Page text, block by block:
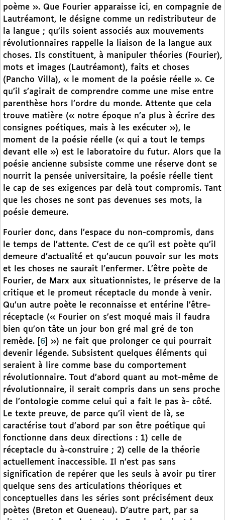
poème ». Que Fourier apparaisse ici, en compagnie de
Lautréamont, le désigne comme un redistributeur de
la langue ; qu’ils soient associés aux mouvements
révolutionnaires rappelle la liaison de la langue aux
choses. Ils constituent, à manipuler théories (Fourier),
mots et images (Lautréamont), faits et choses
(Pancho Villa), « le moment de la poésie réelle ». Ce
qu’il s’agirait de comprendre comme une mise entre
parenthèse hors l’ordre du monde. Attente que cela
trouve matière (« notre époque n’a plus à écrire des
consignes poétiques, mais à les exécuter »), le
moment de la poésie réelle (« qui a tout le temps
devant elle ») est le laboratoire du futur. Alors que la
poésie ancienne subsiste comme une réserve dont se
nourrit la pensée universitaire, la poésie réelle tient
le cap de ses exigences par delà tout compromis. Tant
que les choses ne sont pas devenues ses mots, la
poésie demeure.
Fourier donc, dans l’espace du non-compromis, dans
le temps de l’attente. C’est de ce qu’il est poète qu’il
demeure d’actualité et qu’aucun pouvoir sur les mots
et les choses ne saurait l’enfermer. L’être poète de
Fourier, de Marx aux situationnistes, le préserve de la
critique et le promeut réceptacle du monde à venir.
Qu’un autre poète le reconnaisse et entérine l’être-
réceptacle (« Fourier on s’est moqué mais il faudra
bien qu’on tâte un jour bon gré mal gré de ton
remède.
6
») ne fait que prolonger ce qui pourrait
devenir légende. Subsistent quelques éléments qui
seraient à lire comme base du comportement
révolutionnaire. Tout d’abord quant au mot-même de
révolutionnaire, il serait compris dans un sens proche
de l’ontologie comme celui qui a fait le pas à- côté.
Le texte preuve, de parce qu’il vient de là, se
caractérise tout d’abord par son être poétique qui
fonctionne dans deux directions : 1) celle de
réceptacle du à-construire ; 2) celle de la théorie
actuellement inaccessible. Il n’est pas sans
signification de repérer que les seuls à avoir pu tirer
quelque sens des articulations théoriques et
conceptuelles dans les séries sont précisément deux
poètes (Breton et Queneau). D’autre part, par sa